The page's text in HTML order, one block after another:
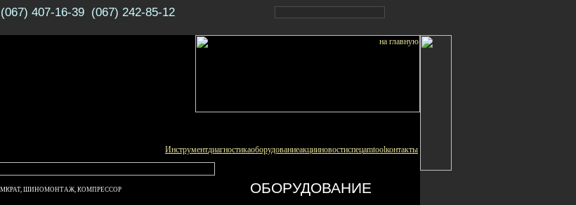
407-16-39 (067) 242-85-12
Инструментдиагностикаоборудованиеакцииновостиспецamtoolконтакты
ШИНОМОНТАЖ, КОМПРЕССОР ОБОРУДОВАНИЕ